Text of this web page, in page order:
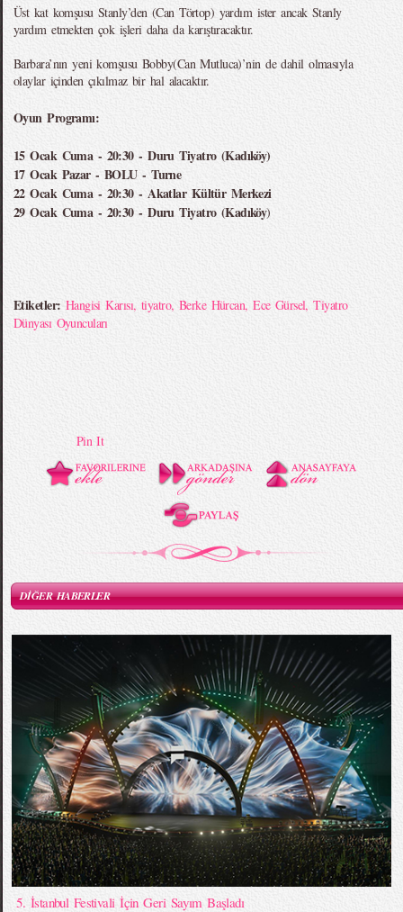
Üst kat komşusu Stanly’den (Can Törtop) yardım ister ancak Stanly
yardım etmekten çok işleri daha da karıştıracaktır.
Barbara’nın yeni komşusu Bobby(Can Mutluca)’nin de dahil olmasıyla
olaylar içinden çıkılmaz bir hal alacaktır.
Oyun Programı:
15 Ocak Cuma - 20:30 - Duru Tiyatro (Kadıköy)
17 Ocak Pazar - BOLU - Turne
22 Ocak Cuma - 20:30 - Akatlar Kültür Merkezi
29 Ocak Cuma - 20:30 - Duru Tiyatro (Kadıköy)
Etiketler: Hangisi Karısı, tiyatro, Berke Hürcan,Ece Gürsel,Tiyatro
Dünyası Oyuncuları
Pin It
DİĞER HABERLER
5. İstanbul Festivali İçin Geri Sayım Başladı